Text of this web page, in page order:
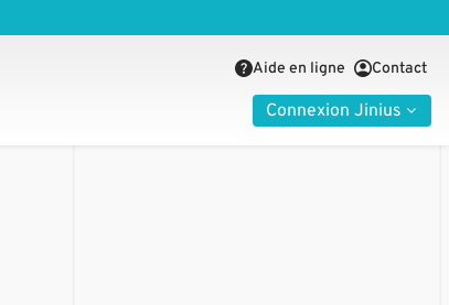
Aide en ligne Contact
Connexion Jinius